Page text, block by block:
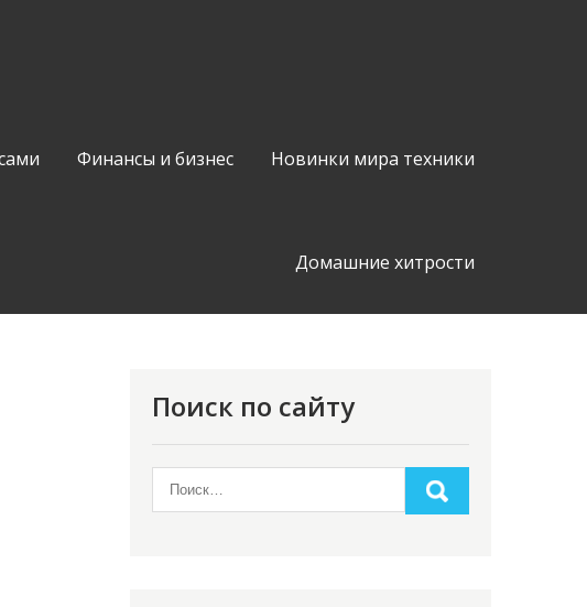
Финансы и бизнес Новинки мира техники
Домашние хитрости
Поиск по сайту